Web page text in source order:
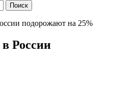
подорожают на 25%
России